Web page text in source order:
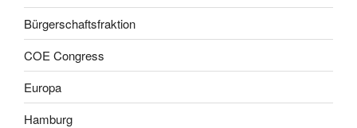
Bürgerschaftsfraktion
COE Congress
Europa
Hamburg